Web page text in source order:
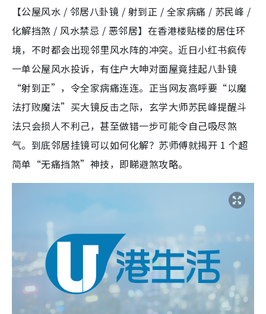
【公屋风水 / 邻居八卦镜 / 射到正 / 全家病痛 / 苏民峰 /
化解挡煞 / 风水禁忌 / 恶邻居】在香港楼贴楼的居住环
境，不时都会出现邻里风水阵的冲突。近日小红书疯传
一单公屋风水投诉，有住户大呻对面屋竟挂起八卦镜
“射到正”，令全家病痛连连。正当网友高呼要“以魔
法打败魔法”买大镜反击之际，玄学大师苏民峰提醒斗
法只会损人不利己，甚至做错一步可能令自己吸尽煞
气。到底邻居挂镜可以如何化解？苏师傅就揭开 1 个超
简单“无痛挡煞”神技，即睇避煞攻略。